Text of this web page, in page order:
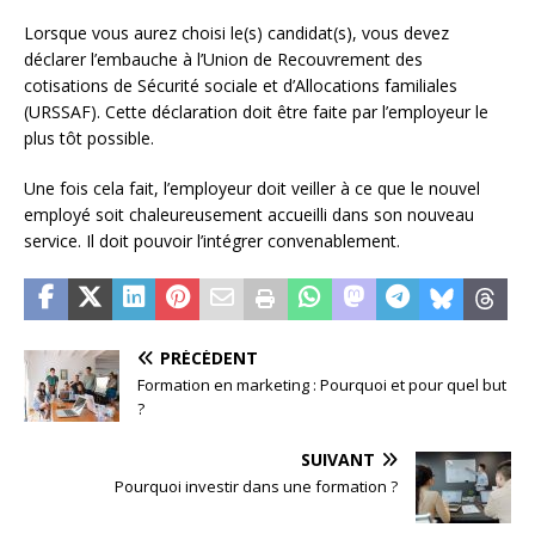
Lorsque vous aurez choisi le(s) candidat(s), vous devez
déclarer l’embauche à l’Union de Recouvrement des
cotisations de Sécurité sociale et d’Allocations familiales
(URSSAF). Cette déclaration doit être faite par l’employeur le
plus tôt possible.
Une fois cela fait, l’employeur doit veiller à ce que le nouvel
employé soit chaleureusement accueilli dans son nouveau
service. Il doit pouvoir l’intégrer convenablement.
PRÉCÉDENT
Formation en marketing : Pourquoi et pour quel but
?
SUIVANT
Pourquoi investir dans une formation ?